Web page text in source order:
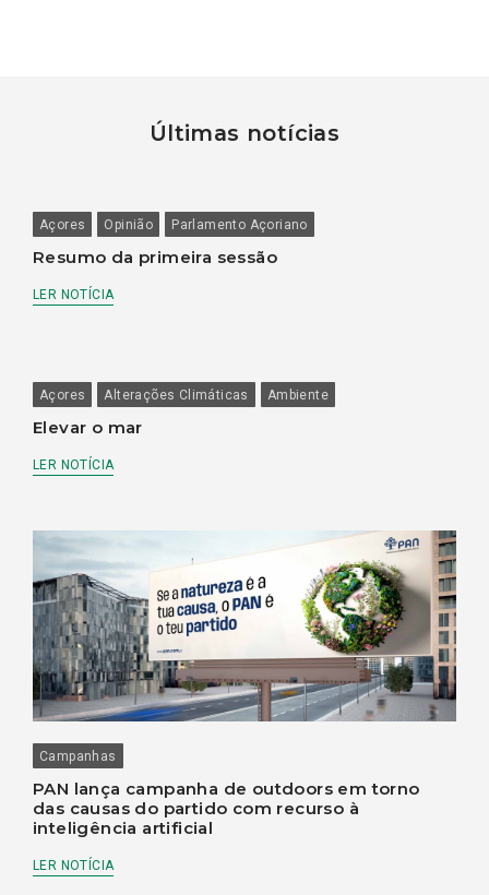
Últimas notícias
Açores Opinião Parlamento Açoriano
Resumo da primeira sessão
LER NOTÍCIA
Açores Alterações Climáticas Ambiente
Elevar o mar
LER NOTÍCIA
Campanhas
PAN lança campanha de outdoors em torno
das causas do partido com recurso à
inteligência artificial
LER NOTÍCIA